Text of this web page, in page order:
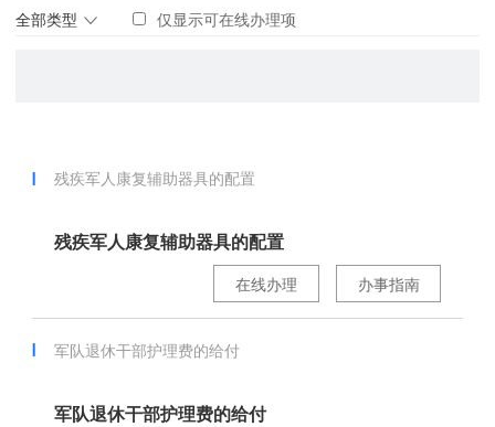
全部类型
仅显示可在线办理项
残疾军人康复辅助器具的配置
残疾军人康复辅助器具的配置
办事指南
在线办理
军队退休干部护理费的给付
军队退休干部护理费的给付